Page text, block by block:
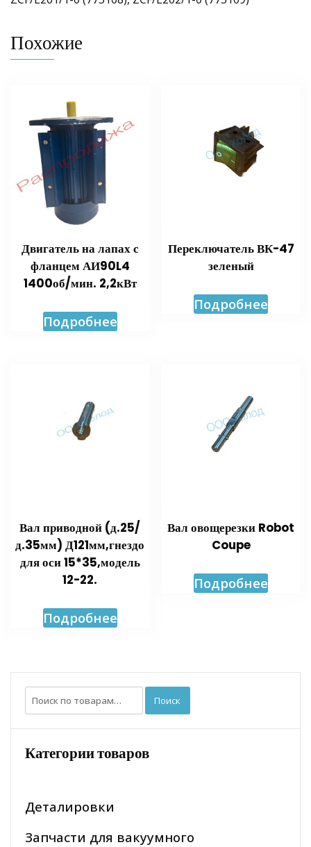
Похожие
Двигатель на лапах с
фланцем АИ90L4
1400об/мин. 2,2кВт
Подробнее
Переключатель ВК-47
зеленый
Подробнее
Вал приводной (д.25/
д.35мм) Д121мм,гнездо
для оси 15*35,модель
12-22.
Подробнее
Вал овощерезки Robot
Coupe
Подробнее
Искать: Поиск
Категории товаров
Деталировки
Запчасти для вакуумного